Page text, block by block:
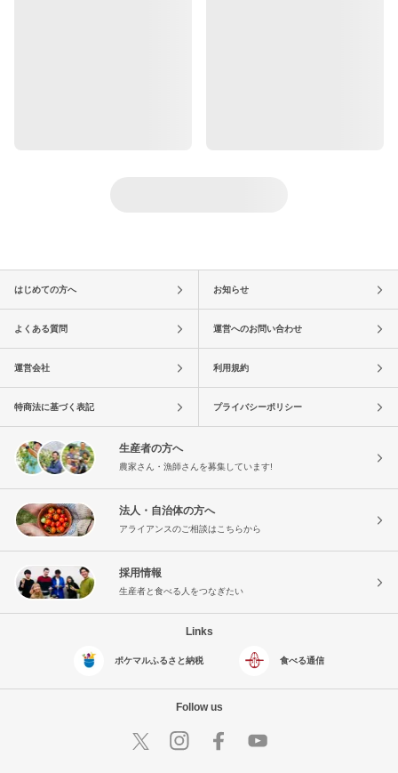
はじめての方へ お知らせ
よくある質問 運営へのお問い合わせ
運営会社 利用規約
特商法に基づく表記 プライバシーポリシー
生産者の方へ
農家さん・漁師さんを募集しています!
法人・自治体の方へ
アライアンスのご相談はこちらから
採用情報
生産者と食べる人をつなぎたい
Links
ポケマルふるさと納税 食べる通信
Follow us